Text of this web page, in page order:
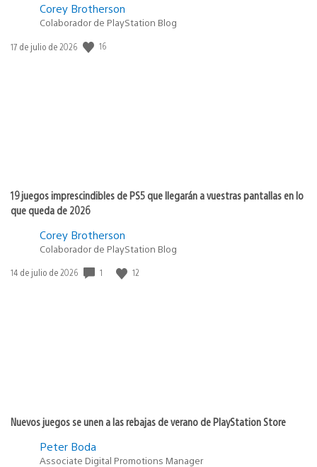
Corey Brotherson
Colaborador de PlayStation Blog
Fecha
17 de julio de 2026 16
19 juegos imprescindibles de PS5 que llegarán a vuestras pantallas en lo
que queda de 2026
Corey Brotherson
Colaborador de PlayStation Blog
Fecha
14 de julio de 2026 1 12
Nuevos juegos se unen a las rebajas de verano de PlayStation Store
Peter Boda
Associate Digital Promotions Manager